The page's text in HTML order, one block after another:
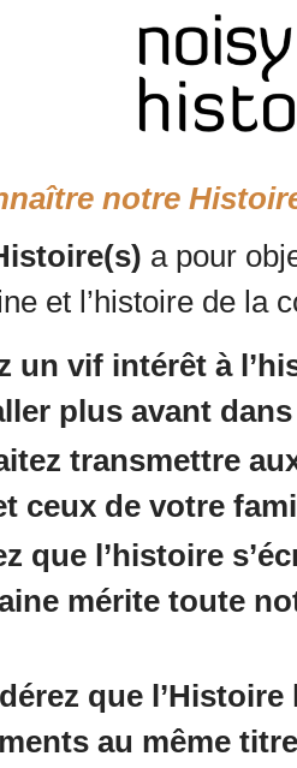
notre
a pour
et l’histoire de la
un vif intérêt à
plus avant
transmettre
ceux de votre
que l’histoire
mérite toute
que
au même